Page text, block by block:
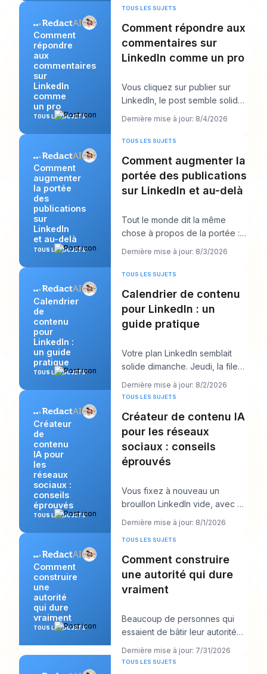
Comment
répondre
aux
commentaires
sur
LinkedIn
comme
un pro
TOUS LES SUJETS
TOUS LES SUJETS
Comment répondre aux
commentaires sur
LinkedIn comme un pro
Vous cliquez sur publier sur
LinkedIn, le post semble solide,
puis le vrai travail commence.
Dernière mise à jour: 8/4/2026
Comment
augmenter
la portée
des
publications
sur
LinkedIn
et au-delà
TOUS LES SUJETS
TOUS LES SUJETS
Comment augmenter la
portée des publications
sur LinkedIn et au-delà
Tout le monde dit la même
chose à propos de la portée :
publiez plus. Ce conseil semble
Dernière mise à jour: 8/3/2026
Calendrier
de
contenu
pour
LinkedIn :
un guide
pratique
TOUS LES SUJETS
TOUS LES SUJETS
Calendrier de contenu
pour LinkedIn : un
guide pratique
Votre plan LinkedIn semblait
solide dimanche. Jeudi, la file
d’attente est vide, l’accroche
que vous
Dernière mise à jour: 8/2/2026
Créateur
de
contenu
IA pour
les
réseaux
sociaux :
conseils
éprouvés
TOUS LES SUJETS
TOUS LES SUJETS
Créateur de contenu IA
pour les réseaux
sociaux : conseils
éprouvés
Vous fixez à nouveau un
brouillon LinkedIn vide, avec un
appel client dans dix minutes et
Dernière mise à jour: 8/1/2026
Comment
construire
une
autorité
qui dure
vraiment
TOUS LES SUJETS
TOUS LES SUJETS
Comment construire
une autorité qui dure
vraiment
Beaucoup de personnes qui
essaient de bâtir leur autorité
en font trop dans la mauvaise
direction. E
Dernière mise à jour: 7/31/2026
TOUS LES SUJETS